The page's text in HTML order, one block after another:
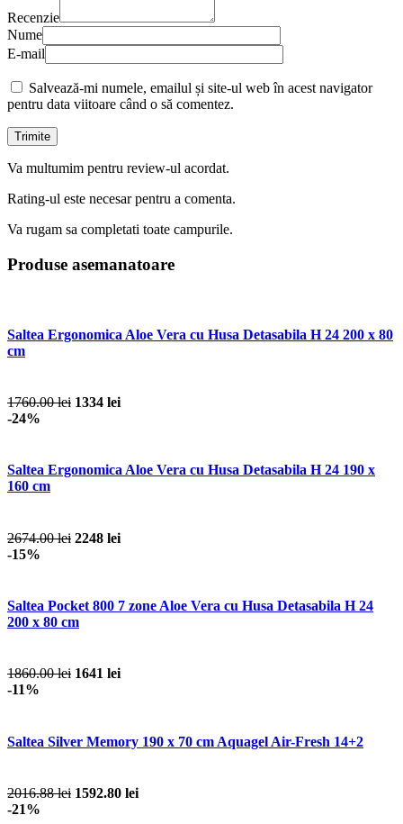
Recenzie
Nume
E-mail
Salvează-mi numele, emailul și site-ul web în acest navigator
pentru data viitoare când o să comentez.
Va multumim pentru review-ul acordat.
Rating-ul este necesar pentru a comenta.
Va rugam sa completati toate campurile.
Produse asemanatoare
Saltea Ergonomica Aloe Vera cu Husa Detasabila H 24 200 x 80
cm
1760.00 lei 1334 lei
-24%
Saltea Ergonomica Aloe Vera cu Husa Detasabila H 24 190 x
160 cm
2674.00 lei 2248 lei
-15%
Saltea Pocket 800 7 zone Aloe Vera cu Husa Detasabila H 24
200 x 80 cm
1860.00 lei 1641 lei
-11%
Saltea Silver Memory 190 x 70 cm Aquagel Air-Fresh 14+2
2016.88 lei 1592.80 lei
-21%